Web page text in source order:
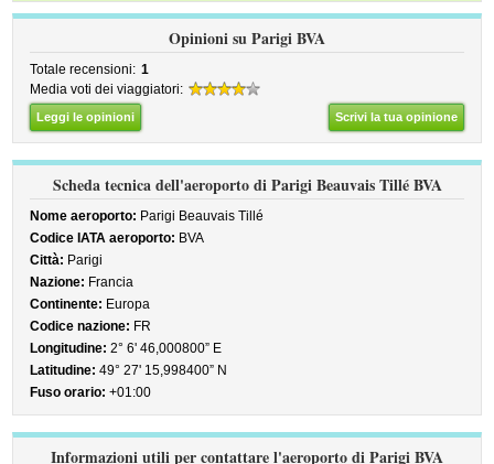
Opinioni su Parigi BVA
Totale recensioni: 1
Media voti dei viaggiatori:
Leggi le opinioni Scrivi la tua opinione
Scheda tecnica dell'aeroporto di Parigi Beauvais Tillé BVA
Nome aeroporto: Parigi Beauvais Tillé
Codice IATA aeroporto: BVA
Città: Parigi
Nazione: Francia
Continente: Europa
Codice nazione: FR
Longitudine: 2° 6' 46,000800” E
Latitudine: 49° 27' 15,998400” N
Fuso orario: +01:00
Informazioni utili per contattare l'aeroporto di Parigi BVA